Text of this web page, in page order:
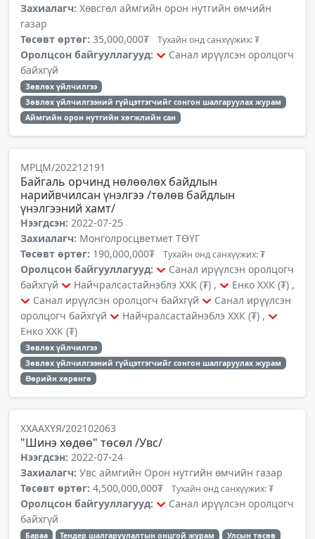
Захиалагч: Хөвсгөл аймгийн орон нутгийн өмчийн
газар
Төсөвт өртөг: 35,000,000₮ Тухайн онд санхүүжих: ₮
Оролцсон байгууллагууд:
Санал ирүүлсэн оролцогч
байхгүй
Зөвлөх үйлчилгээ
Зөвлөх үйлчилгээний гүйцэтгэгчийг сонгон шалгаруулах журам
Аймгийн орон нутгийн хөгжлийн сан
МРЦМ/202212191
Байгаль орчинд нөлөөлөх байдлын
нарийвчилсан үнэлгээ /төлөв байдлын
үнэлгээний хамт/
Нээгдсэн: 2022-07-25
Захиалагч: Монголросцветмет ТӨҮГ
Төсөвт өртөг: 190,000,000₮ Тухайн онд санхүүжих: ₮
Оролцсон байгууллагууд:
Санал ирүүлсэн оролцогч
байхгүй
Найчралсастайнэблэ ХХК (₮) ,
Енко ХХК (₮) ,
Санал ирүүлсэн оролцогч байхгүй
Санал ирүүлсэн
оролцогч байхгүй
Найчралсастайнэблэ ХХК (₮) ,
Енко ХХК (₮)
Зөвлөх үйлчилгээ
Зөвлөх үйлчилгээний гүйцэтгэгчийг сонгон шалгаруулах журам
Өөрийн хөрөнгө
ХХААХҮЯ/202102063
"Шинэ хөдөө" төсөл /Увс/
Нээгдсэн: 2022-07-24
Захиалагч: Увс аймгийн Орон нутгийн өмчийн газар
Төсөвт өртөг: 4,500,000,000₮ Тухайн онд санхүүжих: ₮
Оролцсон байгууллагууд:
Санал ирүүлсэн оролцогч
байхгүй
Бараа Тендер шалгаруулалтын онцгой журам Улсын төсөв